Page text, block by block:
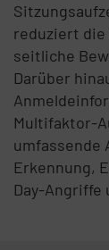
reduziert
seitliche
Darüber
Multifaktor-
umfassende
Erkennung,
Day-Angriffe